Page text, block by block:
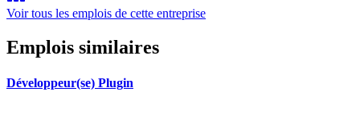
Voir tous les emplois de cette entreprise
Emplois similaires
Développeur(se) Plugin